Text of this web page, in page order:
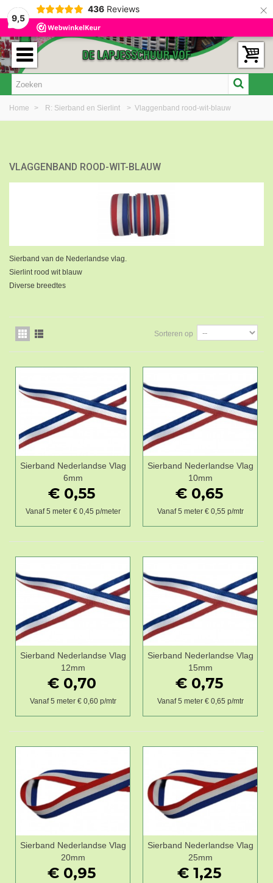
9,5
436 Reviews ×
Home > R: Sierband en Sierlint > Vlaggenband rood-wit-blauw
VLAGGENBAND ROOD-WIT-BLAUW
Sierband van de Nederlandse vlag.
Sierlint rood wit blauw
Diverse breedtes
Sorteren op
Sierband Nederlandse Vlag
6mm
€ 0,55
Vanaf 5 meter € 0,45 p/meter
Sierband Nederlandse Vlag
10mm
€ 0,65
Vanaf 5 meter € 0,55 p/mtr
Sierband Nederlandse Vlag
12mm
€ 0,70
Vanaf 5 meter € 0,60 p/mtr
Sierband Nederlandse Vlag
15mm
€ 0,75
Vanaf 5 meter € 0,65 p/mtr
Sierband Nederlandse Vlag
20mm
€ 0,95
Sierband Nederlandse Vlag
25mm
€ 1,25